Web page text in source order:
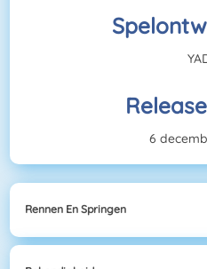
6
Rennen En Springen